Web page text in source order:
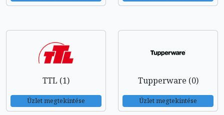
TTL (1)
Üzlet megtekintése
Tupperware (0)
Üzlet megtekintése